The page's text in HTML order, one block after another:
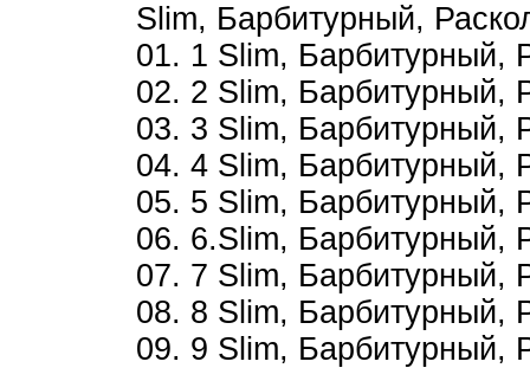
Slim, Барбитурный,
01. 1 Slim, Барбитурный,
02. 2 Slim, Барбитурный,
03. 3 Slim, Барбитурный,
04. 4 Slim, Барбитурный,
05. 5 Slim, Барбитурный,
06. 6.Slim, Барбитурный,
07. 7 Slim, Барбитурный,
08. 8 Slim, Барбитурный,
09. 9 Slim, Барбитурный,